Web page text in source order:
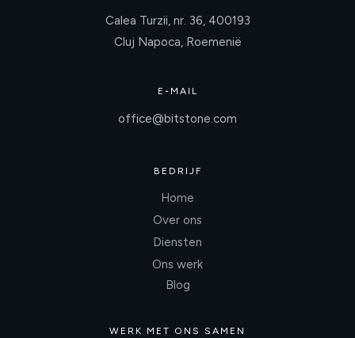
Calea Turzii, nr. 36, 400193
Cluj Napoca, Roemenië
E-MAIL
office@bitstone.com
BEDRIJF
Home
Over ons
Diensten
Ons werk
Blog
WERK MET ONS SAMEN